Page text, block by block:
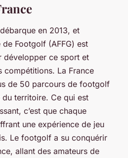
en 2013, et
de Footgolf (AFFG) est
développer ce sport et
compétitions. La France
de 50 parcours de footgolf
du territoire. Ce qui est
c’est que chaque
une expérience de jeu
Le footgolf a su conquérir
allant des amateurs de